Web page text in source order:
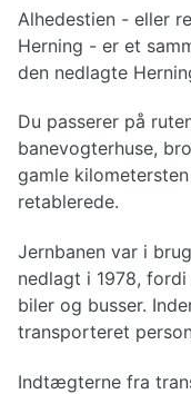
Reparationer af cykel
Nationale cykelruter
Regionale cykelruter
Cykelruter København
Cykelruter Århus
Cykelruter Østjylland
Cykelruter Fyn
Banestier
Alhedestien - eller
Herning - er et
den nedlagte
Du passerer på
banevogterhuse,
gamle
retablerede.
Jernbanen var i
nedlagt i 1978,
biler og busser.
transporteret
Indtægterne fra